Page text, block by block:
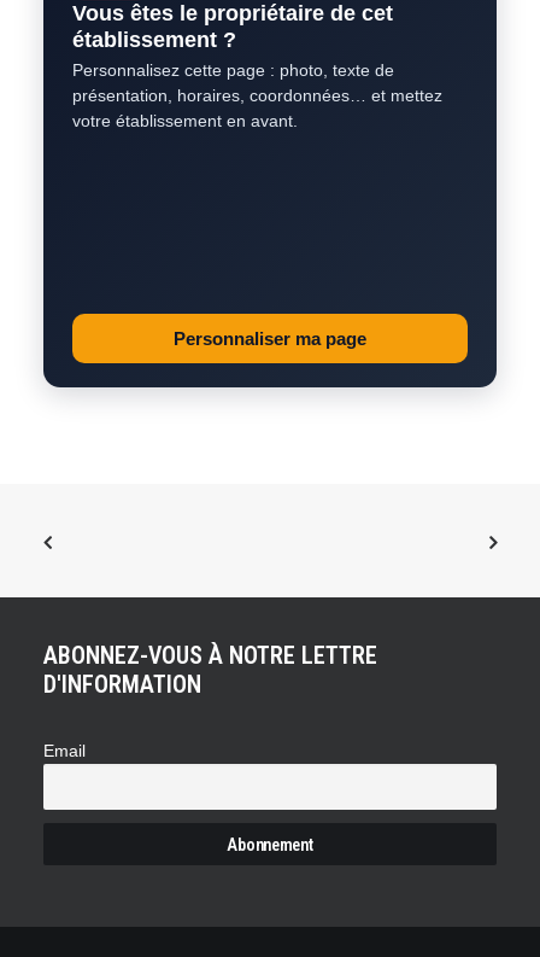
Vous êtes le propriétaire de cet
établissement ?
Personnalisez cette page : photo, texte de
présentation, horaires, coordonnées… et mettez
votre établissement en avant.
Personnaliser ma page
ABONNEZ-VOUS À NOTRE LETTRE
D'INFORMATION
Email